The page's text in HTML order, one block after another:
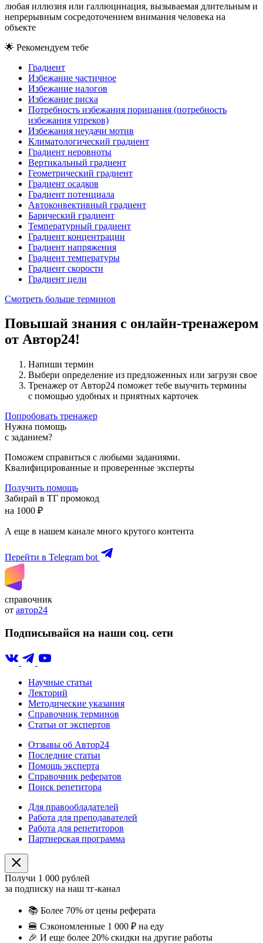
любая иллюзия или галлюцинация, вызываемая длительным и
непрерывным сосредоточением внимания человека на
объекте
🌟 Рекомендуем тебе
Градиент
Избежание частичное
Избежание налогов
Избежание риска
Потребность избежания порицания (потребность
избежания упреков)
Избежания неудачи мотив
Климатологический градиент
Градиент неровноты
Вертикальный градиент
Геометрический градиент
Градиент осадков
Градиент потенциала
Автоконвективный градиент
Барический градиент
Температурный градиент
Градиент концентрации
Градиент напряжения
Градиент температуры
Градиент скорости
Градиент цели
Смотреть больше терминов
Повышай знания с онлайн-тренажером
от Автор24!
Напиши термин
Выбери определение из предложенных или загрузи свое
Тренажер от Автор24 поможет тебе выучить термины
с помощью удобных и приятных карточек
Попробовать тренажер
Нужна помощь
с заданием?
Поможем справиться с любыми заданиями.
Квалифицированные и проверенные эксперты
Получить помощь
Забирай в ТГ промокод
на 1000 ₽
А еще в нашем канале много крутого контента
Перейти в Telegram bot
справочник
от автор24
Подписывайся на наши соц. сети
Научные статьи
Лекторий
Методические указания
Справочник терминов
Статьи от экспертов
Отзывы об Автор24
Последние статьи
Помощь эксперта
Справочник рефератов
Поиск репетитора
Для правообладателей
Работа для преподавателей
Работа для репетиторов
Партнерская программа
Получи 1 000 рублей
за подписку на наш тг-канал
📚 Более 70% от цены реферата
🍔 Сэкономленные 1 000 ₽ на еду
🎉 И еще более 20% скидки на другие работы